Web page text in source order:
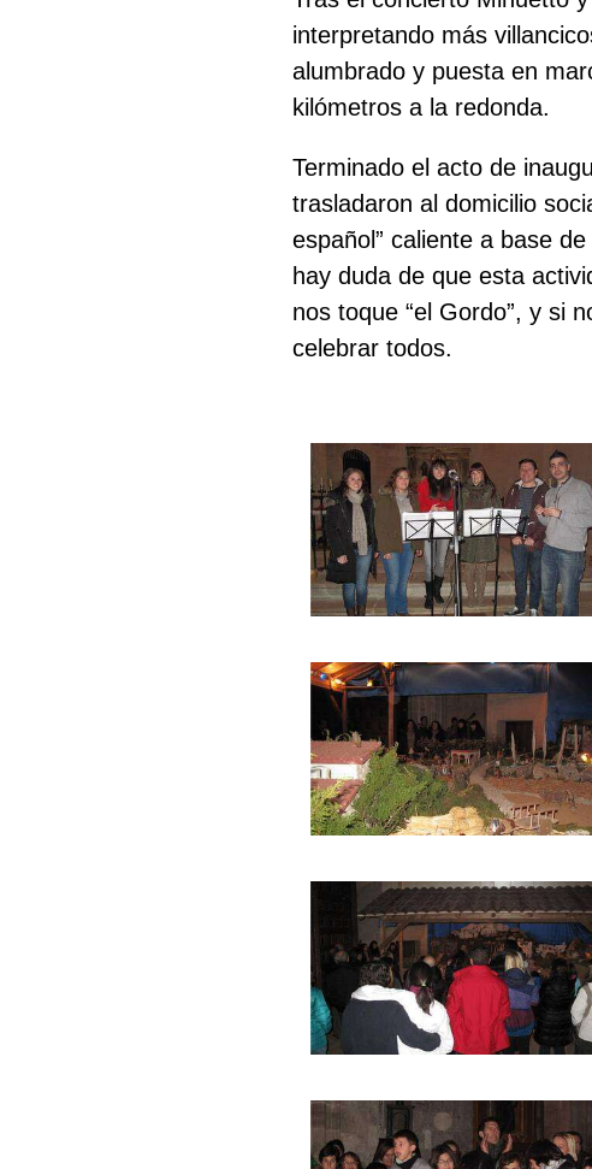
interpretando más
alumbrado y puesta en
kilómetros a la redonda.
Terminado el acto de
trasladaron al domicilio
español” caliente a base
hay duda de que esta
nos toque “el Gordo”, y si
celebrar todos.